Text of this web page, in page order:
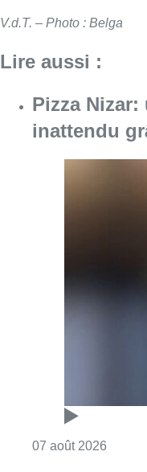
V.d.T. – Photo : Belga
Lire aussi :
Pizza
inattendu
07 août 2026